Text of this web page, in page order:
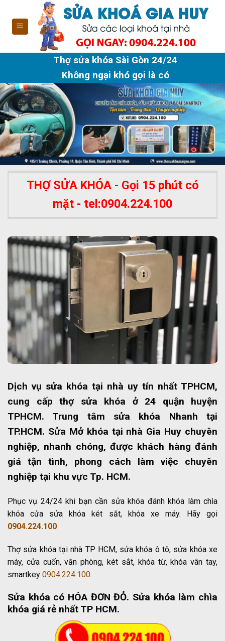
content
Thợ sửa khóa Sài Gòn 24/24
Không ngại khó gọi là có
Dịch vụ sửa khóa tại nhà uy tín nhất TPHCM,
cung cấp thợ sửa khóa ở 24 quận huyện
TPHCM. Trung tâm sửa khóa Nhanh tại
TP.HCM. Sửa Mở khóa tại nhà Gia Huy chuyên
nghiệp, nhanh chóng, được khách hàng đánh
giá tận tình, phong cách làm việc chuyên
nghiệp tại khu vực Tp. HCM.
Phục vụ 24/24 khi bạn cần sửa khóa đánh khóa làm chìa
khóa cửa sửa khóa két sắt, khóa xe máy. Hãy gọi
0904.224.100
Thợ sửa khóa tại nhà TP HCM, sửa khóa ô tô, sửa khóa xe
máy, cửa cuốn, văn phòng, két sắt, khóa từ, khóa vân tay,
smartkey 0904.224.100.
Sửa khóa có HÓA ĐƠN ĐỎ. Sửa khóa làm chìa
khóa giá rẻ nhất TP HCM.
THỢ SỬA KHÓA - Gọi 15 phút có
mặt - tel:0904.224.100